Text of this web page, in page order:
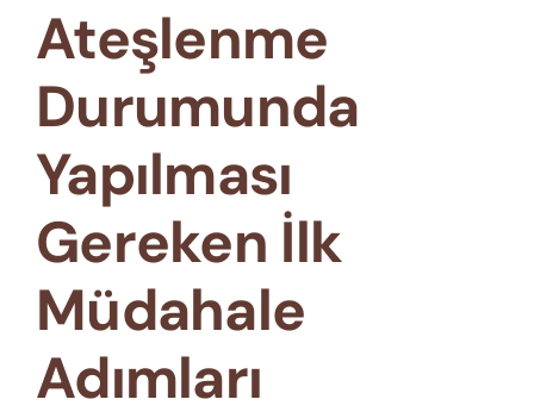
Ateşlenme
Durumunda
Yapılması
Gereken İlk
Müdahale
Adımları